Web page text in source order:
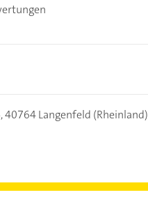
40764 Langenfeld (Rheinland)